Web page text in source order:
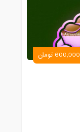
600,000 تومان